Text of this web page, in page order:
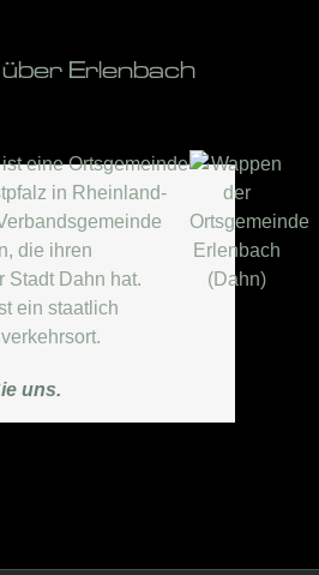
Erlenbach
eine Ortsgemeinde
in Rheinland-
die ihren
Stadt Dahn hat.
ein staatlich
uns.